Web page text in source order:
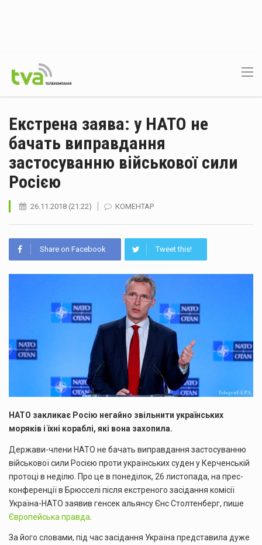
Екстрена заява: у НАТО не
бачать виправдання
застосуванню військової сили
Росією
26.11.2018 (21:22) КОМЕНТАР
Share on Facebook Tweet this!
НАТО закликає Росію негайно звільнити українських
моряків і їхні кораблі, які вона захопила.
Держави-члени НАТО не бачать виправдання застосуванню
військової сили Росією проти українських суден у Керченській
протоці в неділю. Про це в понеділок, 26 листопада, на прес-
конференції в Брюсселі після екстреного засідання комісії
Україна-НАТО заявив генсек альянсу Єнс Столтенберг, пише
Європейська правда
За його словами, під час засідання Україна представила дуже